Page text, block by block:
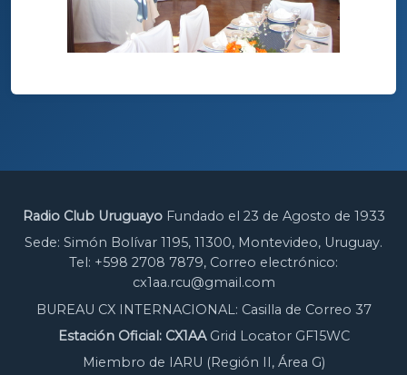
Radio Club UruguayoFundado el 23 de Agosto de 1933
Sede: Simón Bolívar 1195, 11300, Montevideo, Uruguay.
Tel: +598 2708 7879, Correo electrónico:
cx1aa.rcu@gmail.com
BUREAU CX INTERNACIONAL: Casilla de Correo 37
Estación Oficial: CX1AAGrid Locator GF15WC
Miembro de IARU (Región II, Área G)